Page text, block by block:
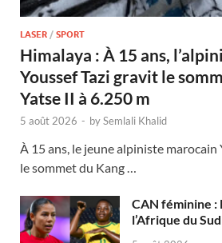
LASER / SPORT
Himalaya : À 15 ans,
Youssef Tazi gravit le
Yatse II à 6.250 m
5 août 2026 - bySemlali Khalid
À 15 ans, le jeune alpiniste marocain
le sommet du Kang …
CAN féminine
l’Afrique du